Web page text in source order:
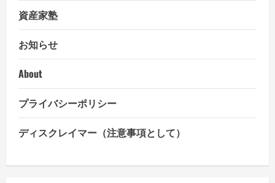
資産家塾
お知らせ
About
プライバシーポリシー
ディスクレイマー（注意事項として）